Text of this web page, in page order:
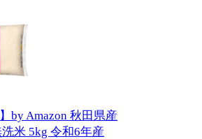
by Amazon 秋田県産
米 5kg 令和6年産